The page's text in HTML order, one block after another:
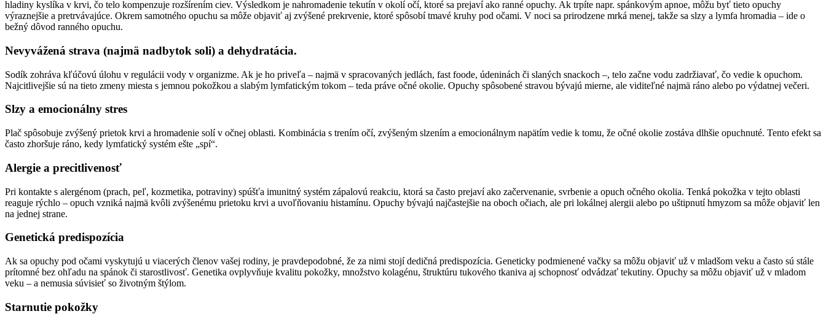
hladiny kyslíka v krvi, čo telo kompenzuje rozšírením ciev. Výsledkom je nahromadenie tekutín v okolí očí, ktoré sa prejaví ako ranné opuchy. Ak trpíte napr. spánkovým apnoe, môžu byť tieto opuchy
výraznejšie a pretrvávajúce. Okrem samotného opuchu sa môže objaviť aj zvýšené prekrvenie, ktoré spôsobí tmavé kruhy pod očami. V noci sa prirodzene mrká menej, takže sa slzy a lymfa hromadia – ide o
bežný dôvod ranného opuchu.
Nevyvážená strava (najmä nadbytok soli) a dehydratácia.
Sodík zohráva kľúčovú úlohu v regulácii vody v organizme. Ak je ho priveľa – najmä v spracovaných jedlách, fast foode, údeninách či slaných snackoch –, telo začne vodu zadržiavať, čo vedie k opuchom.
Najcitlivejšie sú na tieto zmeny miesta s jemnou pokožkou a slabým lymfatickým tokom – teda práve očné okolie. Opuchy spôsobené stravou bývajú mierne, ale viditeľné najmä ráno alebo po výdatnej večeri.
Slzy a emocionálny stres
Plač spôsobuje zvýšený prietok krvi a hromadenie solí v očnej oblasti. Kombinácia s trením očí, zvýšeným slzením a emocionálnym napätím vedie k tomu, že očné okolie zostáva dlhšie opuchnuté. Tento efekt sa
často zhoršuje ráno, kedy lymfatický systém ešte „spí“.
Alergie a precitlivenosť
Pri kontakte s alergénom (prach, peľ, kozmetika, potraviny) spúšťa imunitný systém zápalovú reakciu, ktorá sa často prejaví ako začervenanie, svrbenie a opuch očného okolia. Tenká pokožka v tejto oblasti
reaguje rýchlo – opuch vzniká najmä kvôli zvýšenému prietoku krvi a uvoľňovaniu histamínu. Opuchy bývajú najčastejšie na oboch očiach, ale pri lokálnej alergii alebo po uštipnutí hmyzom sa môže objaviť len
na jednej strane.
Genetická predispozícia
Ak sa opuchy pod očami vyskytujú u viacerých členov vašej rodiny, je pravdepodobné, že za nimi stojí dedičná predispozícia. Geneticky podmienené vačky sa môžu objaviť už v mladšom veku a často sú stále
prítomné bez ohľadu na spánok či starostlivosť. Genetika ovplyvňuje kvalitu pokožky, množstvo kolagénu, štruktúru tukového tkaniva aj schopnosť odvádzať tekutiny. Opuchy sa môžu objaviť už v mladom
veku – a nemusia súvisieť so životným štýlom.
Starnutie pokožky